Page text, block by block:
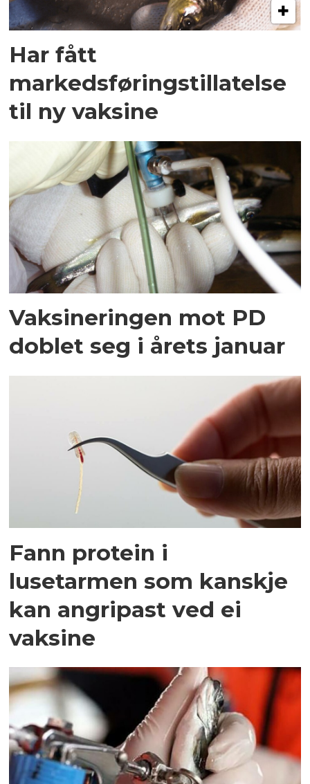
Har fått
markedsføringstillatelse
til ny vaksine
Vaksineringen mot PD
doblet seg i årets januar
Fann protein i
lusetarmen som kanskje
kan angripast ved ei
vaksine